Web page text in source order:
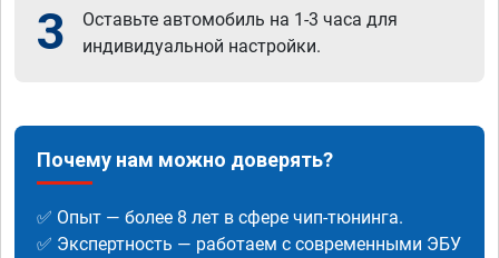
3
Оставьте автомобиль на 1-3 часа для
индивидуальной настройки.
Почему нам можно доверять?
✅ Опыт — более 8 лет в сфере чип-тюнинга.
✅ Экспертность — работаем с современными ЭБУ